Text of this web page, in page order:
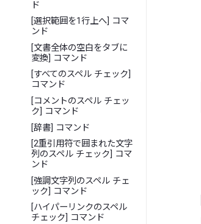
ド
[選択範囲を1行上へ] コマ
ンド
[文書全体の空白をタブに
変換] コマンド
[すべてのスペル チェック]
コマンド
[コメントのスペル チェッ
ク] コマンド
[辞書] コマンド
[2重引用符で囲まれた文字
列のスペル チェック] コマ
ンド
[強調文字列のスペル チェ
ック] コマンド
[ハイパーリンクのスペル
チェック] コマンド